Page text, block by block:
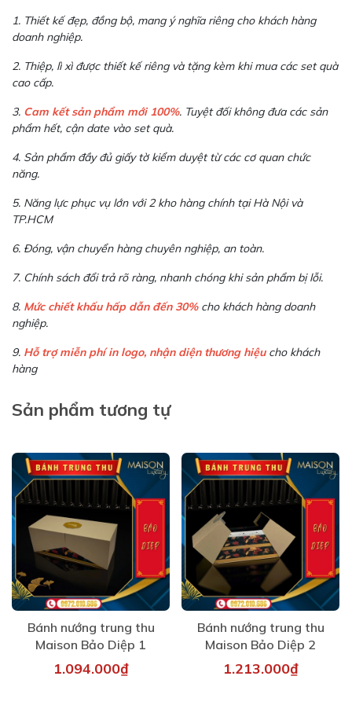
1. Thiết kế đẹp, đồng bộ, mang ý nghĩa riêng cho khách hàng
doanh nghiệp.
2. Thiệp, lì xì được thiết kế riêng và tặng kèm khi mua các set quà
cao cấp.
3. Cam kết sản phẩm mới 100%. Tuyệt đối không đưa các sản
phẩm hết, cận date vào set quà.
4. Sản phẩm đầy đủ giấy tờ kiểm duyệt từ các cơ quan chức
năng.
5. Năng lực phục vụ lớn với 2 kho hàng chính tại Hà Nội và
TP.HCM
6. Đóng, vận chuyển hàng chuyên nghiệp, an toàn.
7. Chính sách đổi trả rõ ràng, nhanh chóng khi sản phẩm bị lỗi.
8. Mức chiết khấu hấp dẫn đến 30%cho khách hàng doanh
nghiệp.
9. Hỗ trợ miễn phí in logo, nhận diện thương hiệucho khách
hàng
Sản phẩm tương tự
Bánh nướng trung thu
Maison Bảo Diệp 1
1.094.000₫
Bánh nướng trung thu
Maison Bảo Diệp 2
1.213.000₫